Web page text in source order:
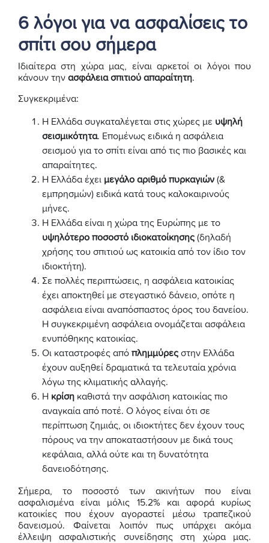
6 λόγοι για να ασφαλίσεις το
σπίτι σου σήμερα
Ιδιαίτερα στη χώρα μας, είναι αρκετοί οι λόγοι που
κάνουν την ασφάλεια σπιτιού απαραίτητη.
Συγκεκριμένα:
H Ελλάδα συγκαταλέγεται στις χώρες με υψηλή
σεισμικότητα. Επομένως ειδικά η ασφάλεια
σεισμού για το σπίτι είναι από τις πιο βασικές και
απαραίτητες.
Η Ελλάδα έχει μεγάλο αριθμό πυρκαγιών (&
εμπρησμών) ειδικά κατά τους καλοκαιρινούς
μήνες.
Η Ελλάδα είναι η χώρα της Ευρώπης με το
υψηλότερο ποσοστό ιδιοκατοίκησης (δηλαδή
χρήσης του σπιτιού ως κατοικία από τον ίδιο τον
ιδιοκτήτη).
Σε πολλές περιπτώσεις, η ασφάλεια κατοικίας
έχει αποκτηθεί με στεγαστικό δάνειο, οπότε η
ασφάλεια είναι αναπόσπαστος όρος του δανείου.
Η συγκεκριμένη ασφάλεια ονομάζεται ασφάλεια
ενυπόθηκης κατοικίας.
Οι καταστροφές από πλημμύρες στην Ελλάδα
έχουν αυξηθεί δραματικά τα τελευταία χρόνια
λόγω της κλιματικής αλλαγής.
Η κρίση καθιστά την ασφάλιση κατοικίας πιο
αναγκαία από ποτέ. Ο λόγος είναι ότι σε
περίπτωση ζημιάς, οι ιδιοκτήτες δεν έχουν τους
πόρους να την αποκαταστήσουν με δικά τους
κεφάλαια, αλλά ούτε και τη δυνατότητα
δανειοδότησης.
Σήμερα, το ποσοστό των ακινήτων που είναι
ασφαλισμένα είναι μόλις 15.2% και αφορά κυρίως
κατοικίες που έχουν αγοραστεί μέσω τραπεζικού
δανεισμού. Φαίνεται λοιπόν πως υπάρχει ακόμα
έλλειψη ασφαλιστικής συνείδησης στη χώρα μας.